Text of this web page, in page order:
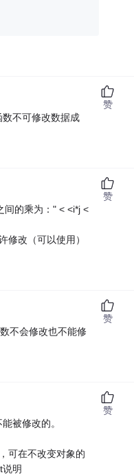
不可修改数据成
赞
间的乘为：" < <i*j <
修改（可以使用）
赞
不会修改也不能修
赞
被修改的。
可在不改变对象的
说明
赞